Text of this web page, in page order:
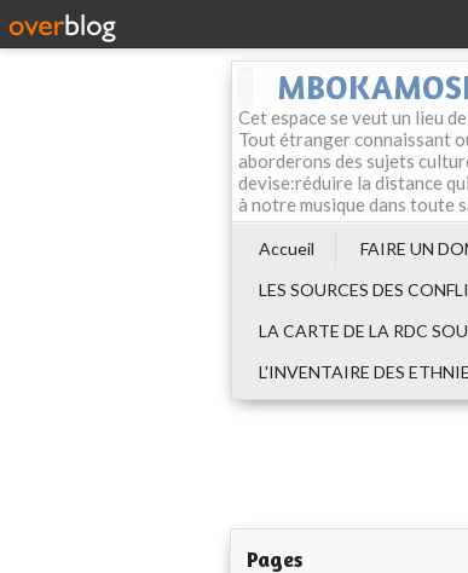
Cet espace se veut un lieu
Tout étranger connaissant
aborderons des sujets
devise:réduire la distance
à notre musique dans toute
Accueil FAIRE UN
LES SOURCES DES
LA CARTE DE LA RDC
L'INVENTAIRE DES
Pages